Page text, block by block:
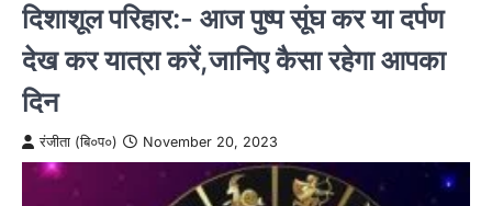
दिशाशूल परिहार:- आज पुष्प सूंघ कर या दर्पण
देख कर यात्रा करें,जानिए कैसा रहेगा आपका
दिन
रंजीता (बि०प०) November 20, 2023